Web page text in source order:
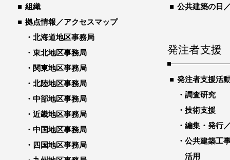
組織
拠点情報／アクセスマップ
北海道地区事務局
東北地区事務局
関東地区事務局
北陸地区事務局
中部地区事務局
近畿地区事務局
中国地区事務局
四国地区事務局
公共建築の日
発注者支援
発注者支援活
調査研究
技術支援
編集・発行
公共建築工
活用